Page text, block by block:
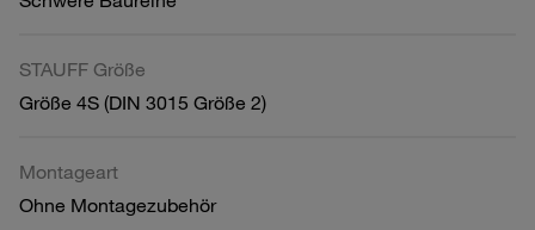
STAUFF Größe
Größe 4S (DIN 3015 Größe 2)
Montageart
Ohne Montagezubehör